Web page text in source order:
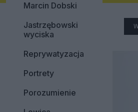
Marcin Dobski
Jastrzębowski
wyciska
Reprywatyzacja
Portrety
Porozumienie